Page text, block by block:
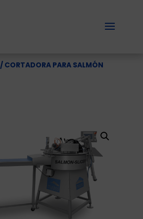
/ CORTADORA PARA SALMÓN